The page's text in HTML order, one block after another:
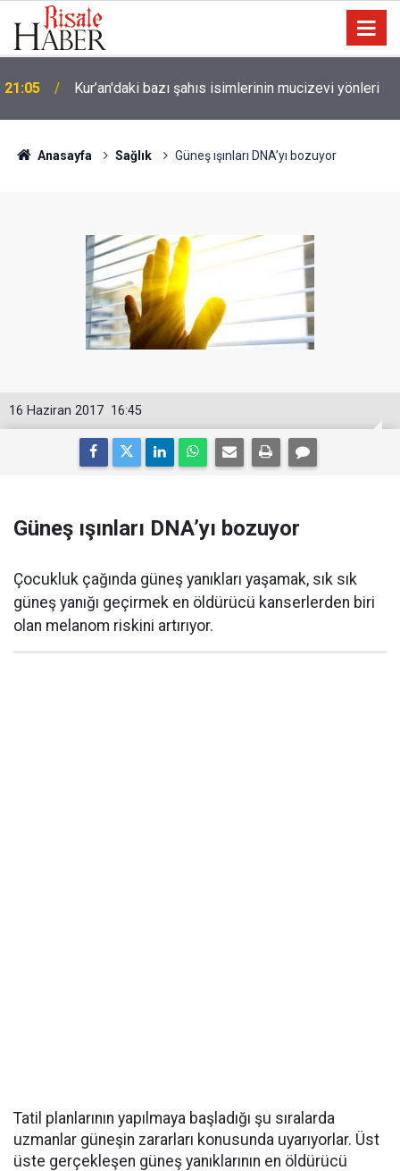
20:02
kin kustu
Anasayfa Sağlık Güneş ışınları DNA’yı bozuyor
16:45
16 Haziran 2017
Güneş ışınları DNA’yı bozuyor
Çocukluk çağında güneş yanıkları yaşamak, sık sık
güneş yanığı geçirmek en öldürücü kanserlerden biri
olan melanom riskini artırıyor.
Tatil planlarının yapılmaya başladığı şu sıralarda
uzmanlar güneşin zararları konusunda uyarıyorlar. Üst
üste gerçekleşen güneş yanıklarının en öldürücü